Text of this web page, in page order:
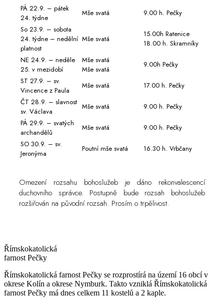
PÁ 22.9. – pátek
24. týdne
Mše svatá
9.00 h. Pečky
So 23.9. – sobota
24. týdne – nedělní
platnost
Mše svatá
15.00h Ratenice
18.00 h. Skramníky
NE 24.9. – neděle
25. v mezidobí
Mše svatá
Mše svatá
9.00h Pečky
ST 27.9. – sv.
Vincence z Paula
Mše svatá
17.00 h. Pečky
ČT 28.9. – slavnost
sv. Václava
Mše svatá
9.00 h. Pečky
PÁ 29.9. – svatých
archandělů
Mše svatá
9.00 h. Pečky
SO 30.9. – sv.
Jeronýma
Poutní mše svatá 16.30 h. Vrbčany
Omezení rozsahu bohoslužeb je dáno rekonvalescencí
duchovního správce. Postupně bude rozsah bohoslužeb
rozšiřován na původní rozsah. Prosím o trpělivost.
Římskokatolická
farnost Pečky
Římskokatolická farnost Pečky se rozprostírá na území 16 obcí v
okrese Kolín a okrese Nymburk. Takto vzniklá Římskokatolická
farnost Pečky má dnes celkem 11 kostelů a 2 kaple.